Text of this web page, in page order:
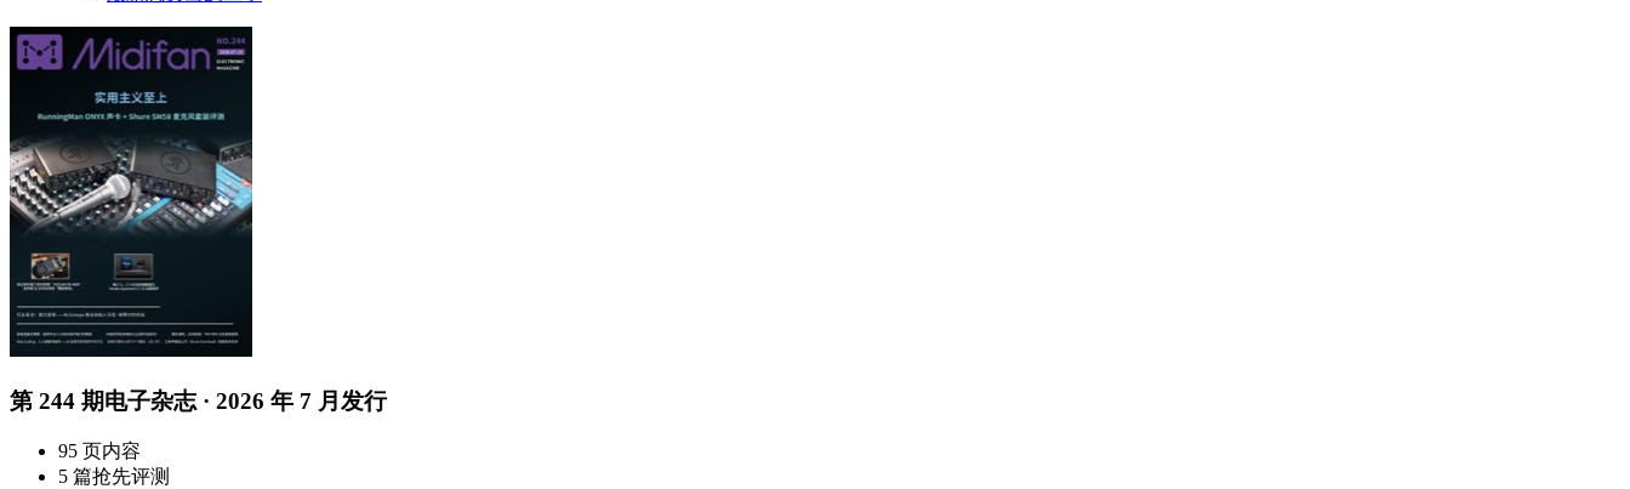
第 244 期电子杂志 · 2026 年 7 月发行
95 页内容
5 篇抢先评测